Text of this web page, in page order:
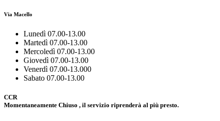
Via Macello
Lunedì 07.00-13.00
Martedì 07.00-13.00
Mercoledì 07.00-13.00
Giovedì 07.00-13.00
Venerdì 07.00-13.000
Sabato 07.00-13.00
CCR
Momentaneamente Chiuso , il servizio riprenderà al più presto.